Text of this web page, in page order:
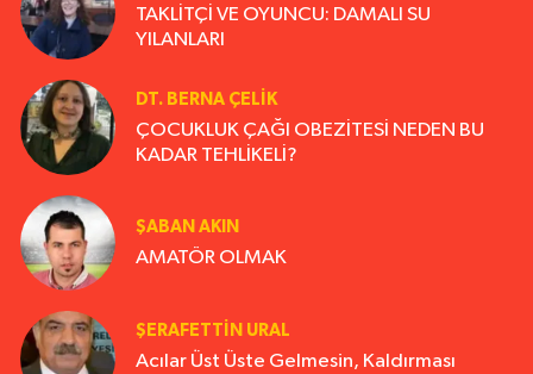
TAKLİTÇİ VE OYUNCU: DAMALI SU
YILANLARI
DT. BERNA ÇELIK
ÇOCUKLUK ÇAĞI OBEZİTESİ NEDEN BU
KADAR TEHLİKELİ?
ŞABAN AKIN
AMATÖR OLMAK
ŞERAFETTIN URAL
Acılar Üst Üste Gelmesin, Kaldırması